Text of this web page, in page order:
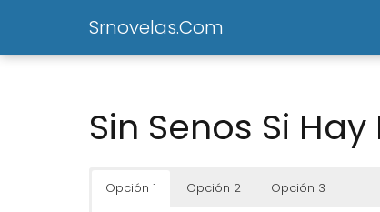
Srnovelas.Com
Sin Senos Si
Opción 1 Opción 2 Opción 3